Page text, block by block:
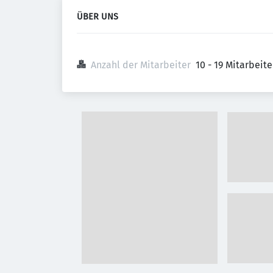
ÜBER UNS
Anzahl der Mitarbeiter 10 - 19